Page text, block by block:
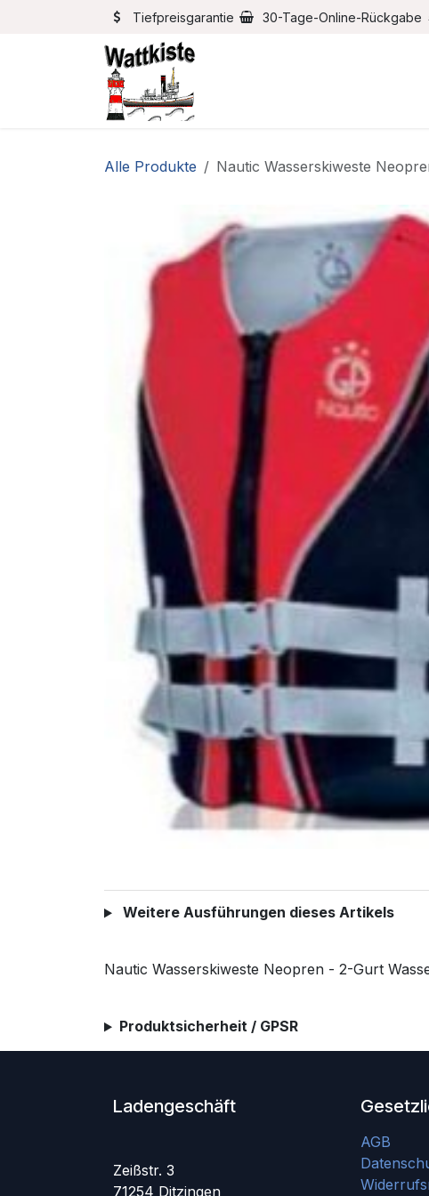
Zum Inhalt springenTiefpreisgarantie 30-Tage-Online-Rückgabe
Alle Produkte Nautic Wasserskiweste
Weitere Ausführungen dieses Artikels
Nautic Wasserskiweste Neopren - 2-Gurt
Produktsicherheit / GPSR
Ladengeschäft
Zeißstr. 3
71254 Ditzingen
AGB